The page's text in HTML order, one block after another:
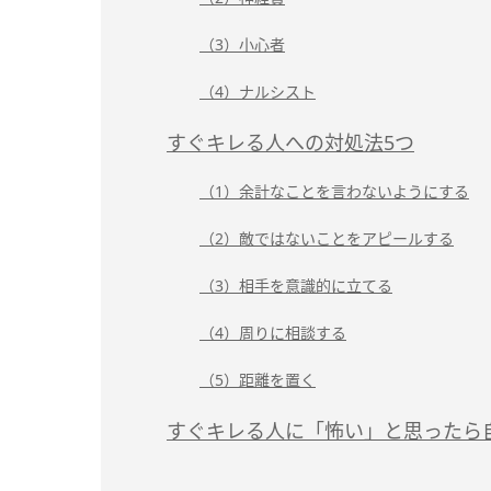
（3）小心者
（4）ナルシスト
すぐキレる人への対処法5つ
（1）余計なことを言わないようにする
（2）敵ではないことをアピールする
（3）相手を意識的に立てる
（4）周りに相談する
（5）距離を置く
すぐキレる人に「怖い」と思ったら